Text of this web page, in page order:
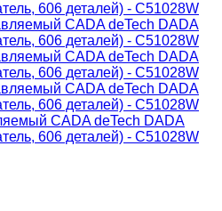
CADA deTech DADA
606 деталей) - C51028W